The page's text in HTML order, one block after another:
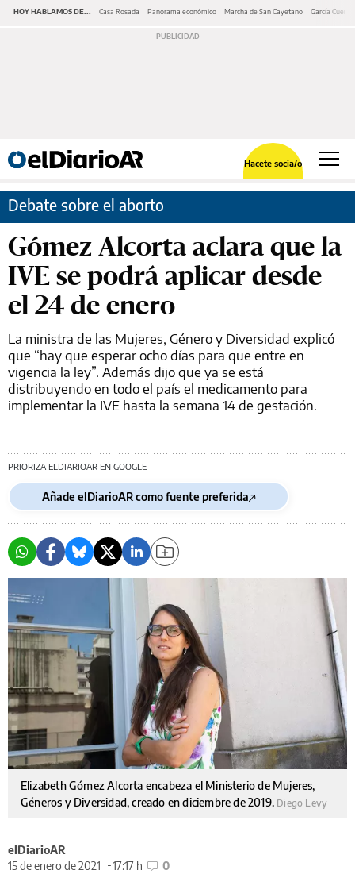
HOY HABLAMOS DE... Casa Rosada Panorama económico Marcha de San Cayetano García Cuerva
Hacete socia/o
Debate sobre el aborto
Gómez Alcorta aclara que la
IVE se podrá aplicar desde
el 24 de enero
La ministra de las Mujeres, Género y Diversidad explicó
que “hay que esperar ocho días para que entre en
vigencia la ley”. Además dijo que ya se está
distribuyendo en todo el país el medicamento para
implementar la IVE hasta la semana 14 de gestación.
PRIORIZA ELDIARIOAR EN GOOGLE
Añade elDiarioAR como fuente preferida
Elizabeth Gómez Alcorta encabeza el Ministerio de Mujeres,
Géneros y Diversidad, creado en diciembre de 2019. Diego Levy
elDiarioAR
15 de enero de 2021
17:17 h 0